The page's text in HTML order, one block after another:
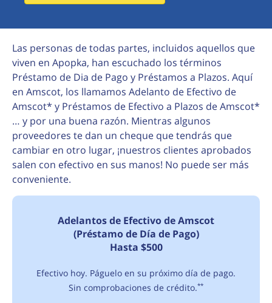
Las personas de todas partes, incluidos aquellos que
viven en Apopka, han escuchado los términos
Préstamo de Dia de Pago y Préstamos a Plazos. Aquí
en Amscot, los llamamos Adelanto de Efectivo de
Amscot* y Préstamos de Efectivo a Plazos de Amscot*
… y por una buena razón. Mientras algunos
proveedores te dan un cheque que tendrás que
cambiar en otro lugar, ¡nuestros clientes aprobados
salen con efectivo en sus manos! No puede ser más
conveniente.
Adelantos de Efectivo de Amscot
(Préstamo de Día de Pago)
Hasta $500
Efectivo hoy. Páguelo en su próximo día de pago.
Sin comprobaciones de crédito.**